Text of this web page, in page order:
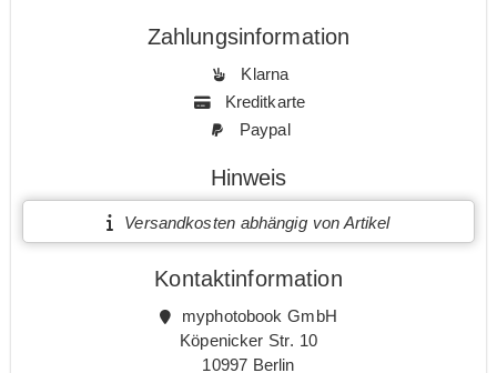
Zahlungsinformation
Klarna
Kreditkarte
Paypal
Hinweis
Versandkosten abhängig von Artikel
Kontaktinformation
myphotobook GmbH
Köpenicker Str. 10
10997 Berlin